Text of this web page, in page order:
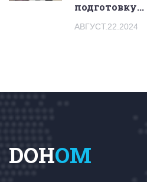
подготовку...
АВГУСТ.22.2024
DOHOM